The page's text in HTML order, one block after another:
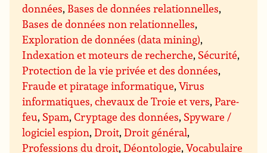
données, Bases de données relationnelles,
Bases de données non relationnelles,
Exploration de données (data mining),
Indexation et moteurs de recherche, Sécurité,
Protection de la vie privée et des données,
Fraude et piratage informatique,Virus
informatiques, chevaux de Troie et vers,Pare-
feu, Spam,Cryptage des données, Spyware /
logiciel espion,Droit,Droit général,
Professions du droit,Déontologie,Vocabulaire